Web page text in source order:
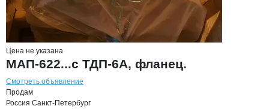
Цена не указана
МАП-622...с ТДП-6А, фланец.
Смотреть объявление
Продам
Россия Санкт-Петербург